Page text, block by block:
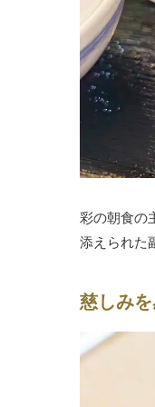
彩の朝食の
添えられた
慈しみ